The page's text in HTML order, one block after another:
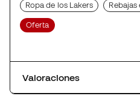
Ropa de los Lakers
Oferta
Valoraciones